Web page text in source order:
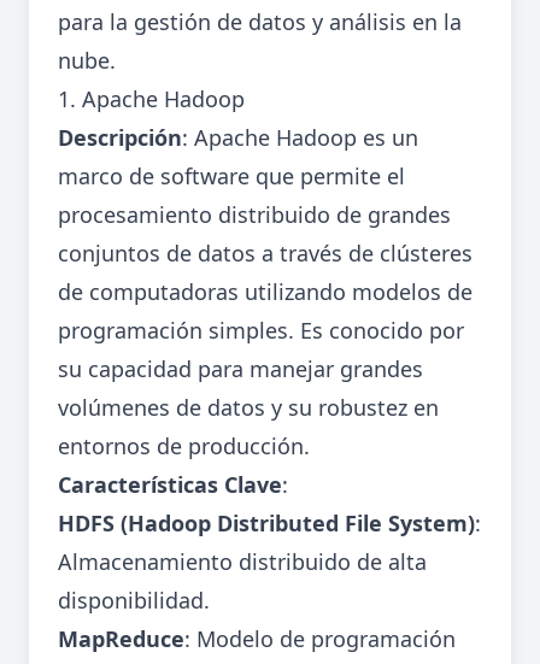
para la gestión de datos y análisis en la
nube.
1. Apache Hadoop
Descripción: Apache Hadoop es un
marco de software que permite el
procesamiento distribuido de grandes
conjuntos de datos a través de clústeres
de computadoras utilizando modelos de
programación simples. Es conocido por
su capacidad para manejar grandes
volúmenes de datos y su robustez en
entornos de producción.
Características Clave:
HDFS (Hadoop Distributed File System):
Almacenamiento distribuido de alta
disponibilidad.
MapReduce: Modelo de programación